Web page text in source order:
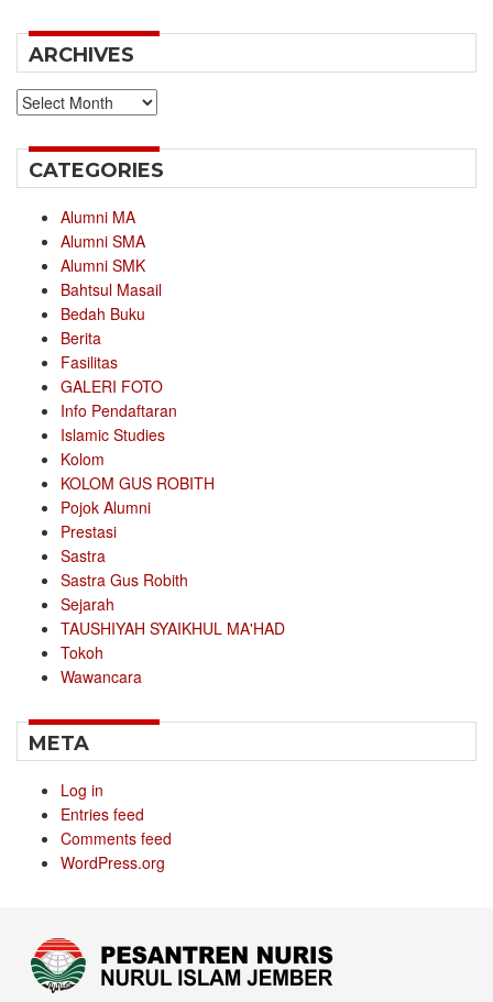
ARCHIVES
Archives
CATEGORIES
Alumni MA
Alumni SMA
Alumni SMK
Bahtsul Masail
Bedah Buku
Berita
Fasilitas
GALERI FOTO
Info Pendaftaran
Islamic Studies
Kolom
KOLOM GUS ROBITH
Pojok Alumni
Prestasi
Sastra
Sastra Gus Robith
Sejarah
TAUSHIYAH SYAIKHUL MA'HAD
Tokoh
Wawancara
META
Log in
Entries feed
Comments feed
WordPress.org